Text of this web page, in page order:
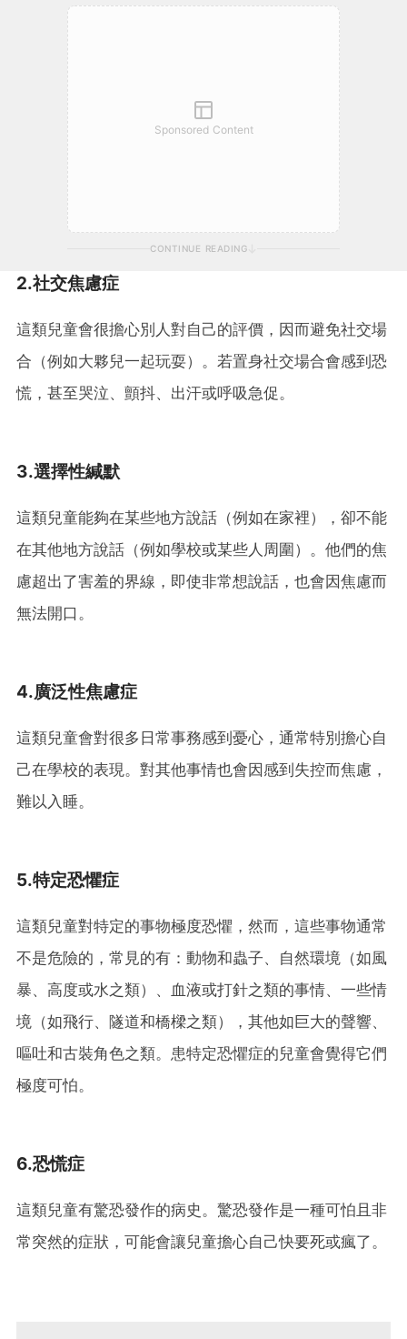
Sponsored Content
CONTINUE READING
2.社交焦慮症
這類兒童會很擔心別人對自己的評價，因而避免社交場
合（例如大夥兒一起玩耍）。若置身社交場合會感到恐
慌，甚至哭泣、顫抖、出汗或呼吸急促。
3.選擇性緘默
這類兒童能夠在某些地方說話（例如在家裡），卻不能
在其他地方說話（例如學校或某些人周圍）。他們的焦
慮超出了害羞的界線，即使非常想說話，也會因焦慮而
無法開口。
4.廣泛性焦慮症
這類兒童會對很多日常事務感到憂心，通常特別擔心自
己在學校的表現。對其他事情也會因感到失控而焦慮，
難以入睡。
5.特定恐懼症
這類兒童對特定的事物極度恐懼，然而，這些事物通常
不是危險的，常見的有：動物和蟲子、自然環境（如風
暴、高度或水之類）、血液或打針之類的事情、一些情
境（如飛行、隧道和橋樑之類），其他如巨大的聲響、
嘔吐和古裝角色之類。患特定恐懼症的兒童會覺得它們
極度可怕。
6.恐慌症
這類兒童有驚恐發作的病史。驚恐發作是一種可怕且非
常突然的症狀，可能會讓兒童擔心自己快要死或瘋了。